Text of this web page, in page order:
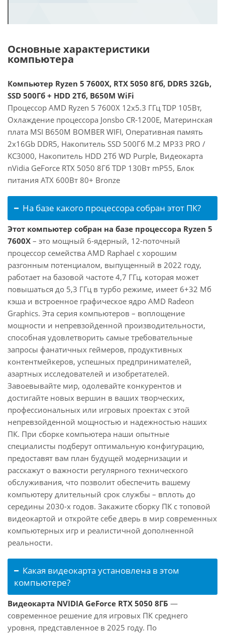
Основные характеристики
компьютера
Компьютер Ryzen 5 7600X, RTX 5050 8Гб, DDR5 32Gb,
SSD 500Гб + HDD 2Тб, B650M WiFi
Процессор AMD Ryzen 5 7600X 12x5.3 ГГц TDP 105Вт,
Охлаждение процессора Jonsbo CR-1200E, Материнская
плата MSI B650M BOMBER WIFI, Оперативная память
2x16Gb DDR5, Накопитель SSD 500Гб M.2 MP33 PRO /
KC3000, Накопитель HDD 2Тб WD Purple, Видеокарта
nVidia GeForce RTX 5050 8Гб TDP 130Вт mP55, Блок
питания ATX 600Вт 80+ Bronze
На базе какого процессора собран этот ПК?
Этот компьютер собран на базе процессора Ryzen 5
7600X – это мощный 6-ядерный, 12-поточный
процессор семейства AMD Raphael с хорошим
разгонным потенциалом, выпущенный в 2022 году,
работает на базовой частоте 4,7 ГГц, которая может
повышаться до 5,3 ГГц в турбо режиме, имеет 6+32 Мб
кэша и встроенное графическое ядро AMD Radeon
Graphics. Эта серия компьютеров – воплощение
мощности и непревзойденной производительности,
способная удовлетворить самые требовательные
запросы фанатичных геймеров, продуктивных
контентмейкеров, успешных предпринимателей,
азартных исследователей и изобретателей.
Завоевывайте мир, одолевайте конкурентов и
достигайте новых вершин в ваших творческих,
профессиональных или игровых проектах с этой
непревзойденной мощностью и надежностью наших
ПК. При сборке компьютера наши опытные
специалисты подберут оптимальную конфигурацию,
предоставят вам план будущей модернизации и
расскажут о важности регулярного технического
обслуживания, что позволит обеспечить вашему
компьютеру длительный срок службы – вплоть до
середины 2030-х годов. Закажите сборку ПК с топовой
видеокартой и откройте себе дверь в мир современных
компьютерных игр и реалистичной дополненной
реальности.
Какая видеокарта установлена в этом
компьютере?
Видеокарта NVIDIA GeForce RTX 5050 8ГБ —
современное решение для игровых ПК среднего
уровня, представленное в 2025 году. По